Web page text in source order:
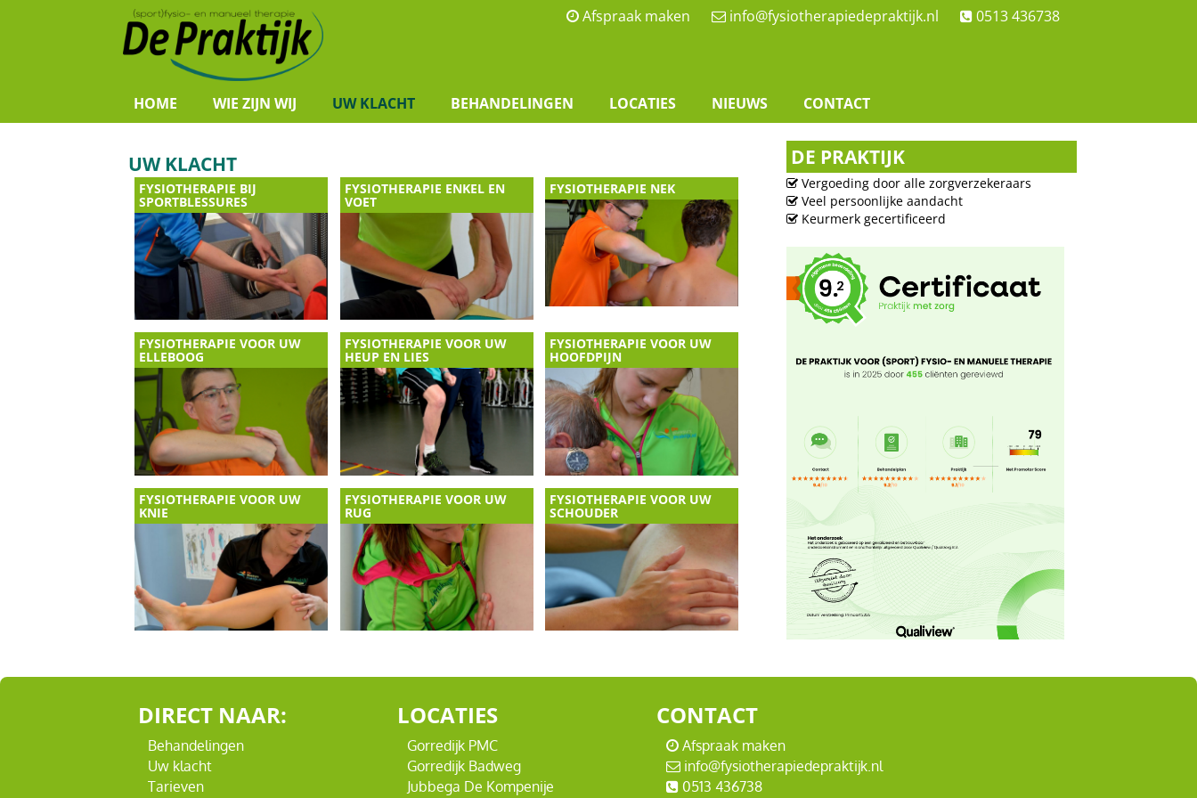
Afspraak maken info@fysiotherapiedepraktijk.nl 0513 436738
HOME WIE ZIJN WIJ UW KLACHT BEHANDELINGEN LOCATIES NIEUWS CONTACT
UW KLACHT
FYSIOTHERAPIE BIJ
SPORTBLESSURES
FYSIOTHERAPIE ENKEL EN
VOET
FYSIOTHERAPIE NEK
FYSIOTHERAPIE VOOR UW
ELLEBOOG
FYSIOTHERAPIE VOOR UW
HEUP EN LIES
FYSIOTHERAPIE VOOR UW
HOOFDPIJN
FYSIOTHERAPIE VOOR UW
KNIE
FYSIOTHERAPIE VOOR UW
RUG
FYSIOTHERAPIE VOOR UW
SCHOUDER
DE PRAKTIJK
Vergoeding door alle zorgverzekeraars
Veel persoonlijke aandacht
Keurmerk gecertificeerd
DIRECT NAAR:
Behandelingen
Uw klacht
Tarieven
LOCATIES
Gorredijk PMC
Gorredijk Badweg
Jubbega De Kompenije
CONTACT
Afspraak maken
info@fysiotherapiedepraktijk.nl
0513 436738